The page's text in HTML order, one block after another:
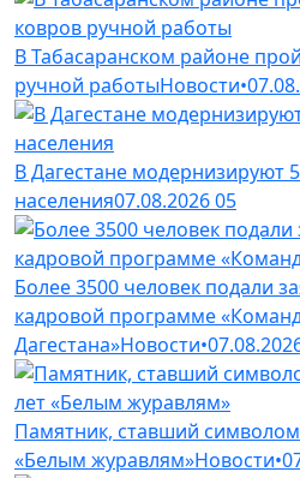
В Табасаранском районе
ручной работыНовости•
В Дагестане модернизируют
населения07.08.202605
Более 3500 человек подали
кадровой программе
Дагестана»Новости•
Памятник, ставший
«Белым журавлям»Новости•